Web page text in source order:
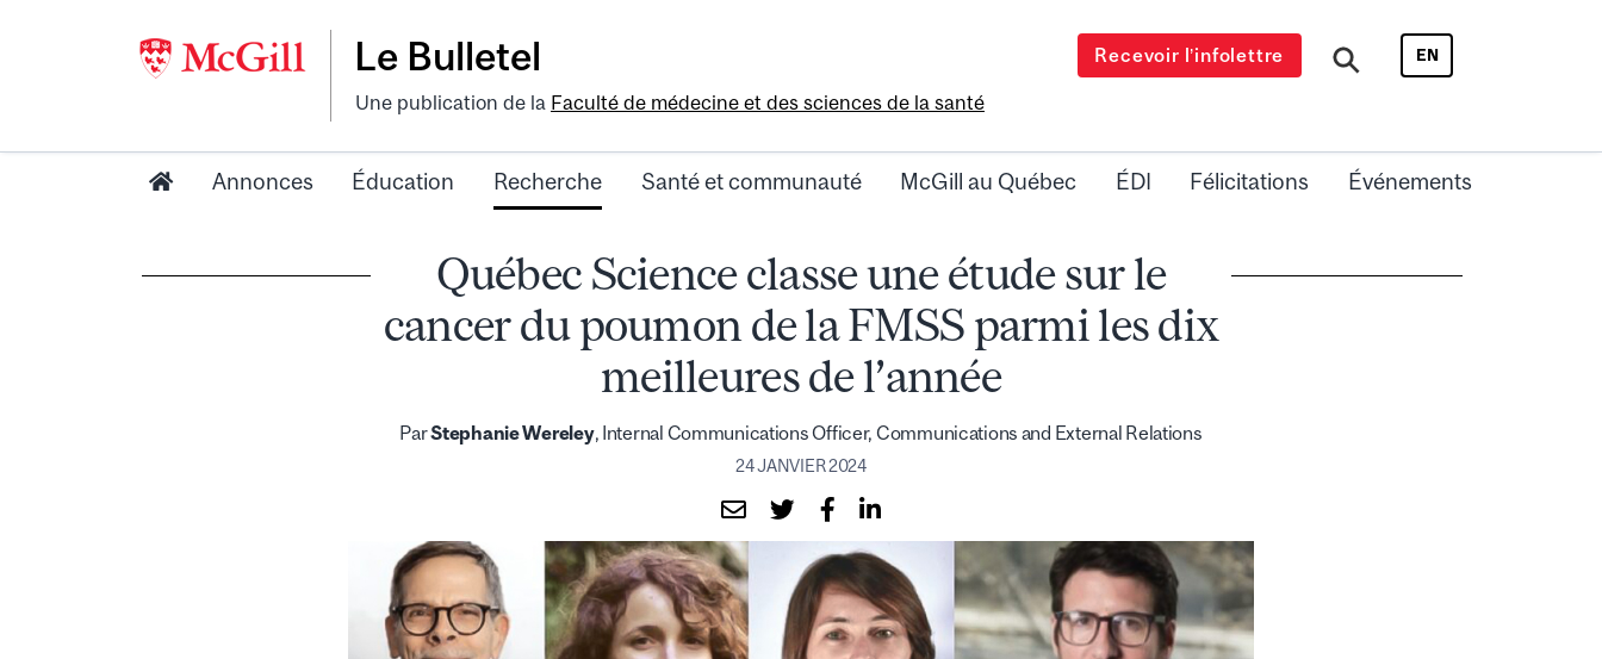
Le Bulletel
Une publication de la Faculté de médecine et des sciences de la santé
Recevoir l’infolettre EN
Annonces Éducation Recherche Santé et communauté McGill au Québec ÉDI Félicitations Événements
Québec Science classe une étude sur le
cancer du poumon de la FMSS parmi les dix
meilleures de l’année
ParStephanie Wereley, Internal Communications Officer, Communications and External Relations
24 JANVIER 2024